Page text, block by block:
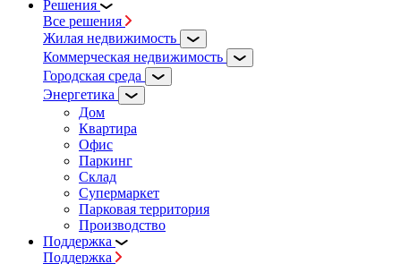
Решения
Все решения
Жилая недвижимость
Коммерческая недвижимость
Городская среда
Энергетика
Дом
Квартира
Офис
Паркинг
Склад
Супермаркет
Парковая территория
Производство
Поддержка
Поддержка